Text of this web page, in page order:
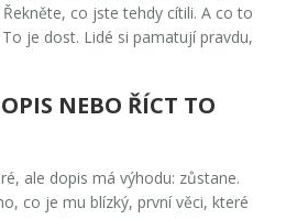
co jste tehdy cítili. A co to
je dost. Lidé si pamatují pravdu,
NEBO ŘÍCT TO
ale dopis má výhodu: zůstane.
co je mu blízký, první věci, které